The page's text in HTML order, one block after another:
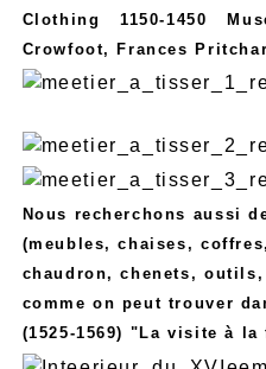
Clothing 1150-1450
Crowfoot, Frances
Nous recherchons aussi
(meubles, chaises,
chaudron, chenets,
comme on peut trouver
(1525-1569) "La visite à la